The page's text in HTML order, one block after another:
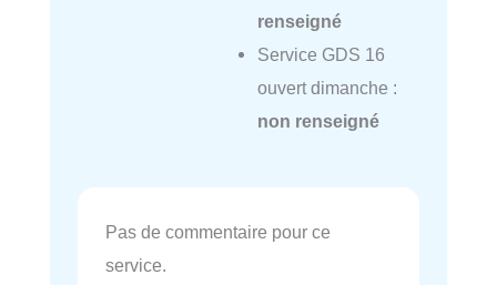
renseigné
Service GDS 16
ouvert dimanche :
non renseigné
Pas de commentaire pour ce
service.